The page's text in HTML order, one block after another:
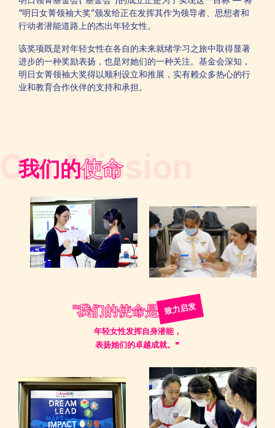
“明日女菁领袖大奖”颁发给正在发挥其作为领导者、思想者和
行动者潜能道路上的杰出年轻女性。
该奖项既是对年轻女性在各自的未来就绪学习之旅中取得显著
进步的一种奖励表扬，也是对她们的一种关注。基金会深知，
明日女菁领袖大奖得以顺利设立和推展，实有赖众多热心的行
业和教育合作伙伴的支持和承担。
Our Mission
我们的使命
"我们的使命是 致力启发
年轻女性发挥自身潜能，
表扬她们的卓越成就。"